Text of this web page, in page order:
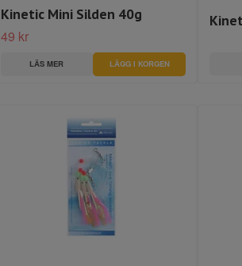
Kinetic Mini Silden 40g
49 kr
LÄS MER LÄGG I KORGEN